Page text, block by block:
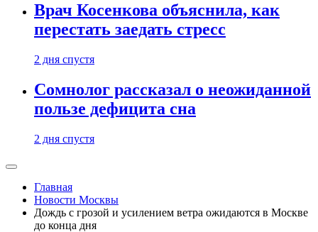
Врач Косенкова объяснила, как
перестать заедать стресс
2 дня спустя
Сомнолог рассказал о неожиданной
пользе дефицита сна
2 дня спустя
Главная
Новости Москвы
Дождь с грозой и усилением ветра ожидаются в Москве
до конца дня